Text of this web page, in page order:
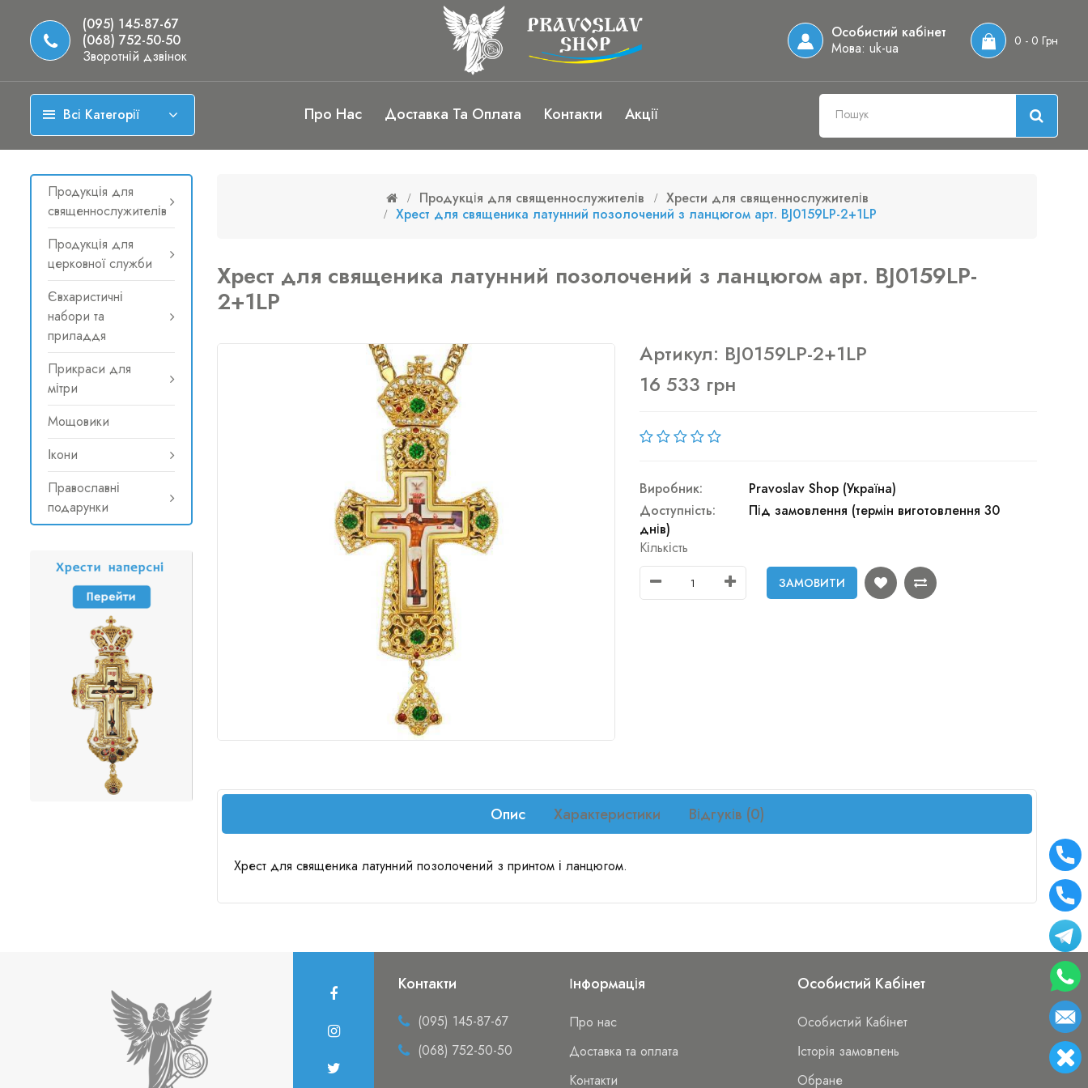
(095) 145-87-67
(068) 752-50-50
Зворотній дзвінок
Особистий кабінет
Мова: uk-ua 0 - 0 Грн
Всі Категорії Про Нас Доставка Та Оплата Контакти Акції
Продукція для
священнослужителів
Продукція для
церковної служби
Євхаристичні
набори та
приладдя
Прикраси для
мітри
Мощовики
Ікони
Православні
подарунки
Продукція для священнослужителів
Хрести для священнослужителів
Хрест для священика латунний позолочений з ланцюгом арт. BJ0159LP-2+1LP
Хрест для священика латунний позолочений з ланцюгом арт. BJ0159LP-
2+1LP
Артикул: BJ0159LP-2+1LP
16 533 грн
Виробник:
Pravoslav Shop (Україна)
Доступність:
Під замовлення (термін виготовлення 30
днів)
Кількість
ЗАМОВИТИ
Опис Характеристики Відгуків (0)
Хрест для священика латунний позолочений з принтом і ланцюгом.
Контакти
(095) 145-87-67
(068) 752-50-50
Інформація
Про нас
Доставка та оплата
Контакти
Особистий Кабінет
Особистий Кабінет
Історія замовлень
Обране